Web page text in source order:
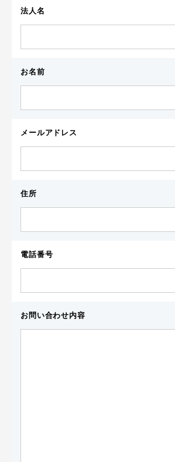
法人名
お名前
メールアドレス
住所
電話番号
お問い合わせ内容